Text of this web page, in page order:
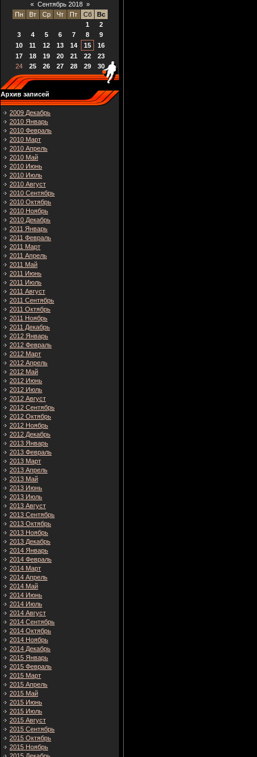
« Сентябрь 2018 »
Пн
Вт Ср Чт Пт Сб
Вс
1
2
3
4 5 6 7 8
9
10
11 12 13 14 15
16
17
18 19 20 21 22
23
24
25 26 27 28 29 30
Архив записей
2009 Декабрь
2010 Январь
2010 Февраль
2010 Март
2010 Апрель
2010 Май
2010 Июнь
2010 Июль
2010 Август
2010 Сентябрь
2010 Октябрь
2010 Ноябрь
2010 Декабрь
2011 Январь
2011 Февраль
2011 Март
2011 Апрель
2011 Май
2011 Июнь
2011 Июль
2011 Август
2011 Сентябрь
2011 Октябрь
2011 Ноябрь
2011 Декабрь
2012 Январь
2012 Февраль
2012 Март
2012 Апрель
2012 Май
2012 Июнь
2012 Июль
2012 Август
2012 Сентябрь
2012 Октябрь
2012 Ноябрь
2012 Декабрь
2013 Январь
2013 Февраль
2013 Март
2013 Апрель
2013 Май
2013 Июнь
2013 Июль
2013 Август
2013 Сентябрь
2013 Октябрь
2013 Ноябрь
2013 Декабрь
2014 Январь
2014 Февраль
2014 Март
2014 Апрель
2014 Май
2014 Июнь
2014 Июль
2014 Август
2014 Сентябрь
2014 Октябрь
2014 Ноябрь
2014 Декабрь
2015 Январь
2015 Февраль
2015 Март
2015 Апрель
2015 Май
2015 Июнь
2015 Июль
2015 Август
2015 Сентябрь
2015 Октябрь
2015 Ноябрь